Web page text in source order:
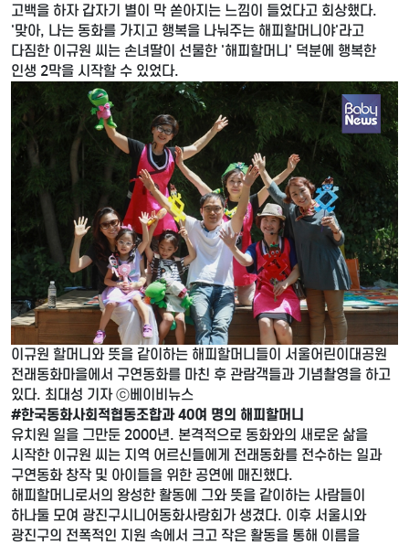
고백을 하자 갑자기 별이 막 쏟아지는 느낌이 들었다고 회상했다.
'맞아, 나는 동화를 가지고 행복을 나눠주는 해피할머니야'라고
다짐한 이규원 씨는 손녀딸이 선물한 '해피할머니' 덕분에 행복한
인생 2막을 시작할 수 있었다.
이규원 할머니와 뜻을 같이하는 해피할머니들이 서울어린이대공원
전래동화마을에서 구연동화를 마친 후 관람객들과 기념촬영을 하고
있다. 최대성 기자 ⓒ베이비뉴스
#한국동화사회적협동조합과 40여 명의 해피할머니
유치원 일을 그만둔 2000년. 본격적으로 동화와의 새로운 삶을
시작한 이규원 씨는 지역 어르신들에게 전래동화를 전수하는 일과
구연동화 창작 및 아이들을 위한 공연에 매진했다.
해피할머니로서의 왕성한 활동에 그와 뜻을 같이하는 사람들이
하나둘 모여 광진구시니어동화사랑회가 생겼다. 이후 서울시와
광진구의 전폭적인 지원 속에서 크고 작은 활동을 통해 이름을